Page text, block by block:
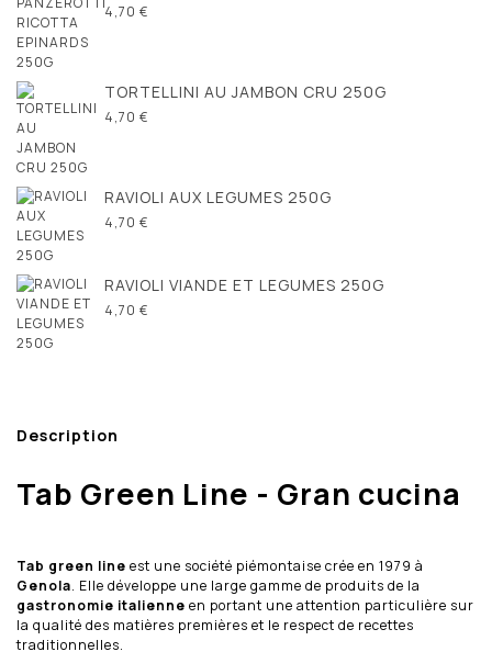
4,70 €
TORTELLINI AU JAMBON CRU 250G
4,70 €
RAVIOLI AUX LEGUMES 250G
4,70 €
RAVIOLI VIANDE ET LEGUMES 250G
4,70 €
Description
Tab Green Line - Gran cucina
Tab green line est une société piémontaise crée en 1979 à
Genola. Elle développe une large gamme de produits de la
gastronomie italienne en portant une attention particulière sur
la qualité des matières premières et le respect de recettes
traditionnelles.